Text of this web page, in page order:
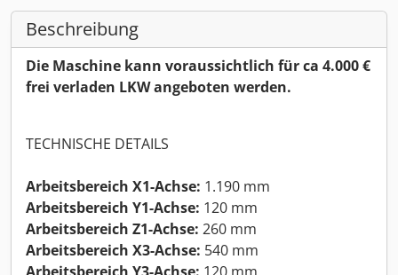
Beschreibung
Die Maschine kann voraussichtlich für ca 4.000 €
frei verladen LKW angeboten werden.
TECHNISCHE DETAILS
Arbeitsbereich X1-Achse: 1.190 mm
Arbeitsbereich Y1-Achse: 120 mm
Arbeitsbereich Z1-Achse: 260 mm
Arbeitsbereich X3-Achse: 540 mm